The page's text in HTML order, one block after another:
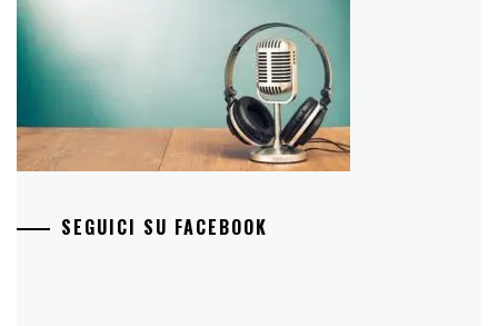
SEGUICI SU FACEBOOK